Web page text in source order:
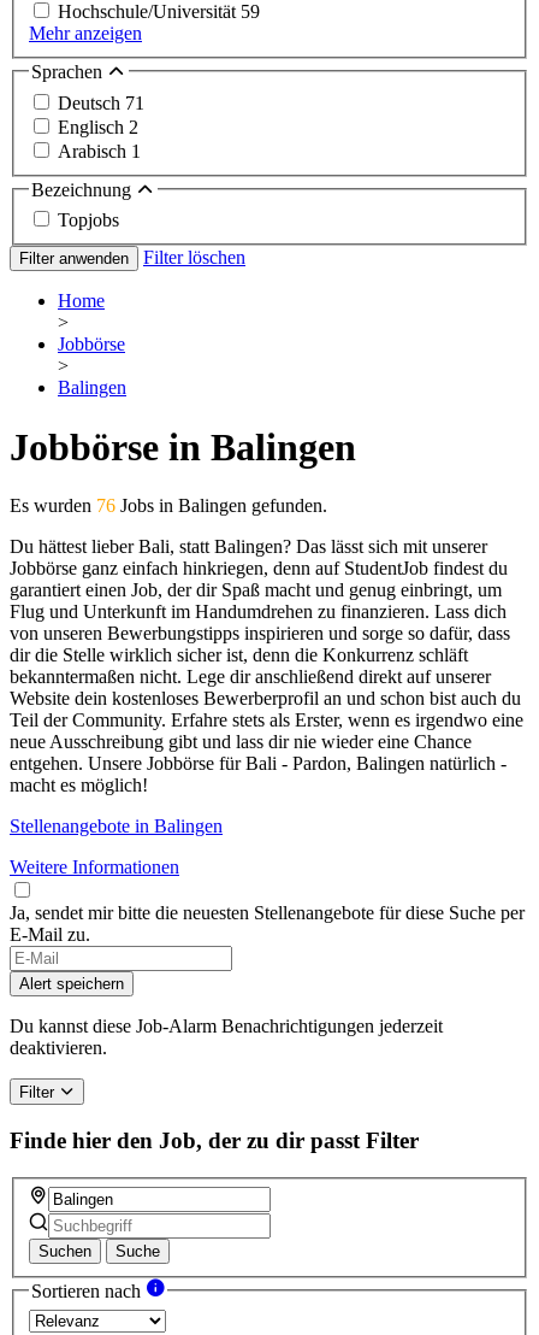
Hochschule/Universität 59
Mehr anzeigen
Sprachen
Deutsch 71
Englisch 2
Arabisch 1
Bezeichnung
Topjobs
Filter anwenden Filter löschen
Home
>
Jobbörse
>
Balingen
Jobbörse in Balingen
Es wurden 76 Jobs in Balingen gefunden.
Du hättest lieber Bali, statt Balingen? Das lässt sich mit unserer
Jobbörse ganz einfach hinkriegen, denn auf StudentJob findest du
garantiert einen Job, der dir Spaß macht und genug einbringt, um
Flug und Unterkunft im Handumdrehen zu finanzieren. Lass dich
von unseren Bewerbungstipps inspirieren und sorge so dafür, dass
dir die Stelle wirklich sicher ist, denn die Konkurrenz schläft
bekanntermaßen nicht. Lege dir anschließend direkt auf unserer
Website dein kostenloses Bewerberprofil an und schon bist auch du
Teil der Community. Erfahre stets als Erster, wenn es irgendwo eine
neue Ausschreibung gibt und lass dir nie wieder eine Chance
entgehen. Unsere Jobbörse für Bali - Pardon, Balingen natürlich -
macht es möglich!
Stellenangebote in Balingen
Weitere Informationen
Ja, sendet mir bitte die neuesten Stellenangebote für diese Suche per
E-Mail zu.
If
you
are
a
human,
this
field
Alert speichern
Du kannst diese Job-Alarm Benachrichtigungen jederzeit
deaktivieren.
Filter
Finde hier den Job, der zu dir passt Filter
Suchen Suche
Sortieren nach